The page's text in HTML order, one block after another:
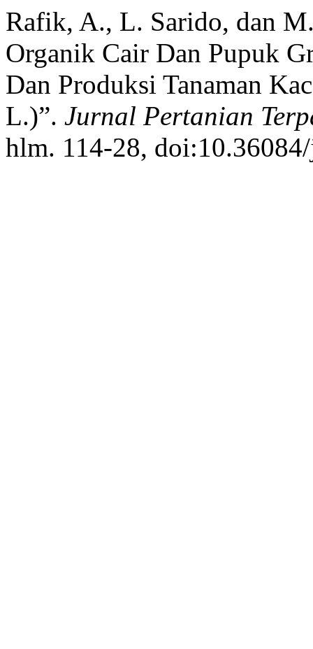
Rafik, A., L. Sarido, dan
Organik Cair Dan Pupuk
Dan Produksi Tanaman
L.)”. Jurnal Pertanian
hlm. 114-28,